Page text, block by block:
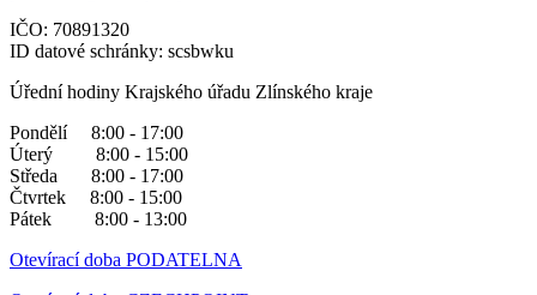
IČO: 70891320
ID datové schránky: scsbwku
Úřední hodiny Krajského úřadu Zlínského kraje
Pondělí 8:00 - 17:00
Úterý 8:00 - 15:00
Středa 8:00 - 17:00
Čtvrtek 8:00 - 15:00
Pátek 8:00 - 13:00
Otevírací doba PODATELNA